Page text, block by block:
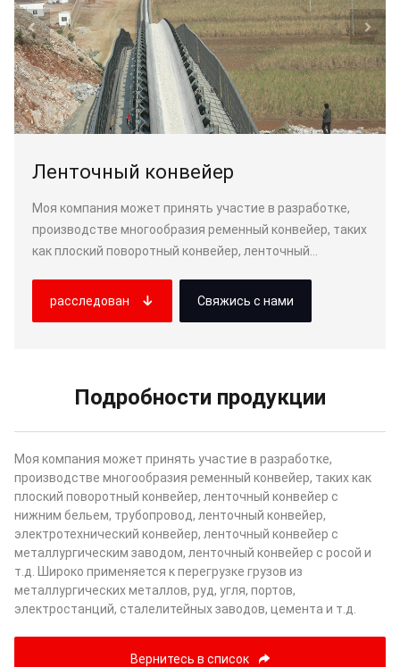
liyang.com
Ленточный конвейер
Моя компания может принять участие в разработке,
производстве многообразия ременный конвейер, таких
как плоский поворотный конвейер, ленточный
конвейер, электротехнический конвейер.
расследован Свяжись с нами
Подробности продукции
Моя компания может принять участие в разработке,
производстве многообразия ременный конвейер, таких как
плоский поворотный конвейер, ленточный конвейер с
нижним бельем, трубопровод, ленточный конвейер,
электротехнический конвейер, ленточный конвейер с
металлургическим заводом, ленточный конвейер с росой и
т.д. Широко применяется к перегрузке грузов из
металлургических металлов, руд, угля, портов,
электростанций, сталелитейных заводов, цемента и т.д.
Вернитесь в список